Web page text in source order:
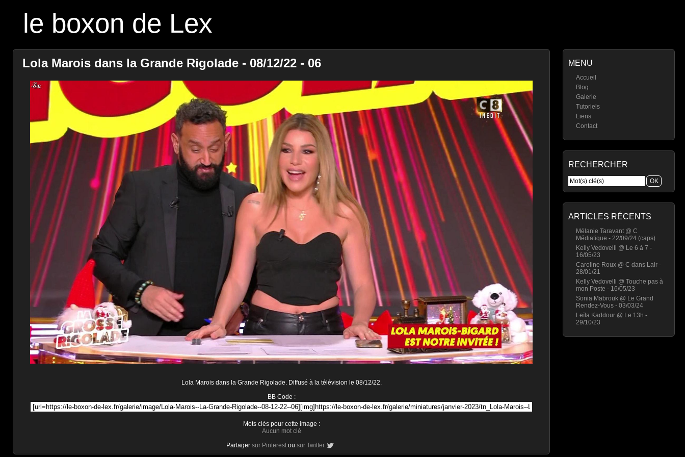
le boxon de Lex
MENU
Accueil
Blog
Galerie
Tutoriels
Liens
Contact
RECHERCHER
ARTICLES RÉCENTS
Mélanie Taravant @ C
Médiatique - 22/09/24 (caps)
Kelly Vedovelli @ Le 6 à 7 -
16/05/23
Caroline Roux @ C dans Lair -
28/01/21
Kelly Vedovelli @ Touche pas à
mon Poste - 16/05/23
Sonia Mabrouk @ Le Grand
Rendez-Vous - 03/03/24
Leïla Kaddour @ Le 13h -
29/10/23
Lola Marois dans la Grande Rigolade - 08/12/22 - 06
Lola Marois dans la Grande Rigolade. Diffusé à la télévision le 08/12/22.
BB Code :
Mots clés pour cette image :
Aucun mot clé
Partager sur Pinterest ou sur Twitter